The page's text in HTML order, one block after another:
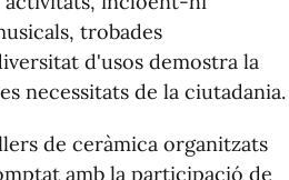
trobades
d'usos demostra la
necessitats de la ciutadania.
de ceràmica organitzats
amb la participació de